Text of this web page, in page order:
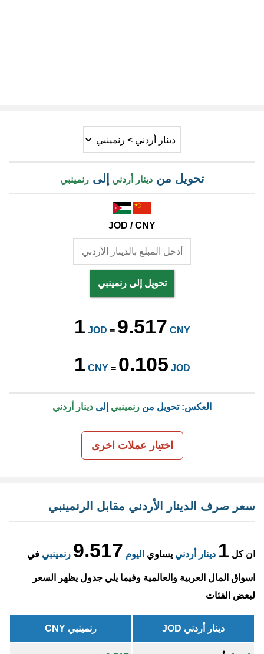
تحويل مندينار أردني إلىرنمينبي
JOD / CNY
تحويل إلى رنمينبي
1 JOD = 9.517 CNY
1 CNY= 0.105 JOD
العكس: تحويل من رنمينبي إلى دينار أردني
اختيار عملات اخرى
سعر صرف الدينار الأردني مقابل الرنمينبي
ان كل 1 دينار أردني يساوي اليوم 9.517 رنمينبي في
اسواق المال العربية والعالمية وفيما يلي جدول يظهر السعر
لبعض الفئات
دينار أردني JOD رنمينبي CNY